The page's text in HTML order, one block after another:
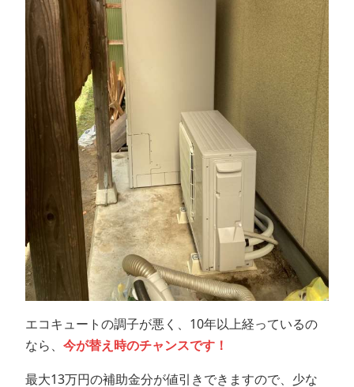
エコキュートの調子が悪く、10年以上経っているの
なら、今が替え時のチャンスです！
最大13万円の補助金分が値引きできますので、少な